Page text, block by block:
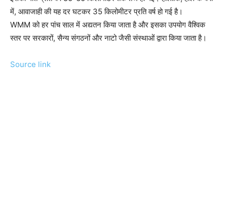
में, आवाजाही की यह दर घटकर 35 किलोमीटर प्रति वर्ष हो गई है।
WMM को हर पांच साल में अद्यतन किया जाता है और इसका उपयोग वैश्विक
स्तर पर सरकारों, सैन्य संगठनों और नाटो जैसी संस्थाओं द्वारा किया जाता है।
Source link